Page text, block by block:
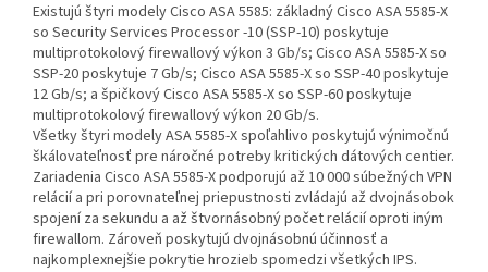
Existujú štyri modely Cisco ASA 5585: základný Cisco ASA 5585-X
so Security Services Processor -10 (SSP-10) poskytuje
multiprotokolový firewallový výkon 3 Gb/s; Cisco ASA 5585-X so
SSP-20 poskytuje 7 Gb/s; Cisco ASA 5585-X so SSP-40 poskytuje
12 Gb/s; a špičkový Cisco ASA 5585-X so SSP-60 poskytuje
multiprotokolový firewallový výkon 20 Gb/s.
Všetky štyri modely ASA 5585-X spoľahlivo poskytujú výnimočnú
škálovateľnosť pre náročné potreby kritických dátových centier.
Zariadenia Cisco ASA 5585-X podporujú až 10 000 súbežných VPN
relácií a pri porovnateľnej priepustnosti zvládajú až dvojnásobok
spojení za sekundu a až štvornásobný počet relácií oproti iným
firewallom. Zároveň poskytujú dvojnásobnú účinnosť a
najkomplexnejšie pokrytie hrozieb spomedzi všetkých IPS.